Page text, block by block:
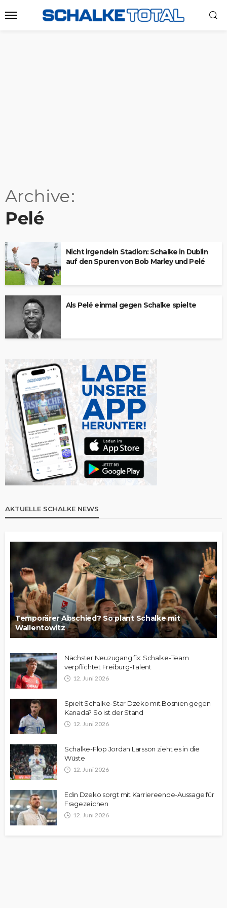
Archive
Pelé
Nicht irgendein Stadion: Schalke in Dublin
auf den Spuren von Bob Marley und Pelé
Als Pelé einmal gegen Schalke spielte
AKTUELLE SCHALKE NEWS
Temporärer Abschied? So plant Schalke mit
Wallentowitz
Nächster Neuzugang fix: Schalke-Team
verpflichtet Freiburg-Talent
12. Juni 2026
Spielt Schalke-Star Dzeko mit Bosnien gegen
Kanada? So ist der Stand
12. Juni 2026
Schalke-Flop Jordan Larsson zieht es in die
Wüste
12. Juni 2026
Edin Dzeko sorgt mit Karriereende-Aussage für
Fragezeichen
12. Juni 2026